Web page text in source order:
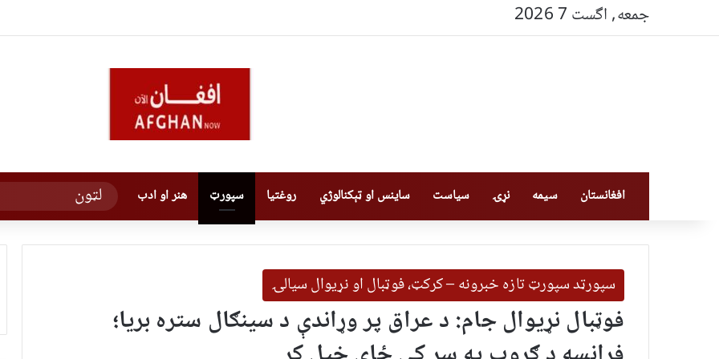
جمعه, اگست 7 2026
افغانستان سیمه نړۍ سیاست ساینس او ټېکنالوژي روغتیا سپورټ هنر او ادب
سپورټد سپورټ تازه خبرونه – کرکټ، فوټبال او نړیوال سیالۍ
فوټبال نړیوال جام: د عراق پر وړاندې د سینګال ستره بریا؛